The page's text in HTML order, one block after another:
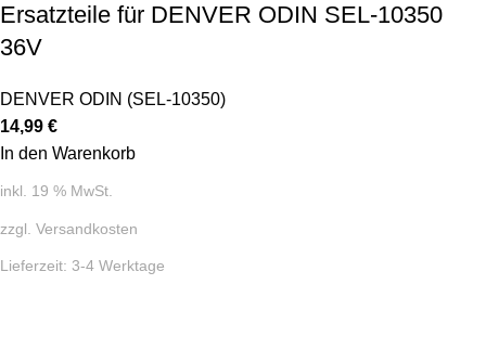
Ersatzteile für DENVER ODIN SEL-10350
36V
DENVER ODIN (SEL-10350)
14,99 €
In den Warenkorb
inkl. 19 % MwSt.
zzgl. Versandkosten
Lieferzeit: 3-4 Werktage